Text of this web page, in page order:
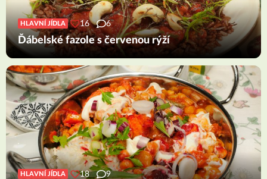
HLAVNÍ JÍDLA 16 6
Ďábelské fazole s červenou rýží
HLAVNÍ JÍDLA 18 9